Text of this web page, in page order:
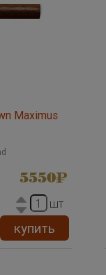
Maximus
5550
шт
купить